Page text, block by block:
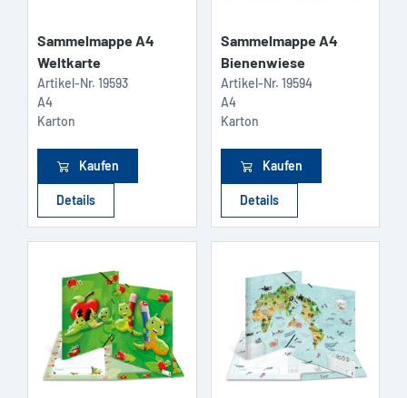
Sammelmappe A4
Weltkarte
Artikel-Nr. 19593
A4
Karton
Kaufen
Details
Sammelmappe A4
Bienenwiese
Artikel-Nr. 19594
A4
Karton
Kaufen
Details